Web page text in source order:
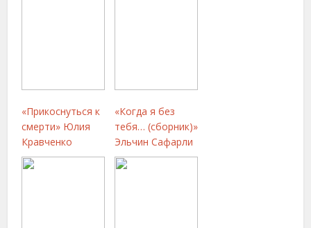
«Прикоснуться к
смерти» Юлия
Кравченко
«Когда я без
тебя… (сборник)»
Эльчин Сафарли